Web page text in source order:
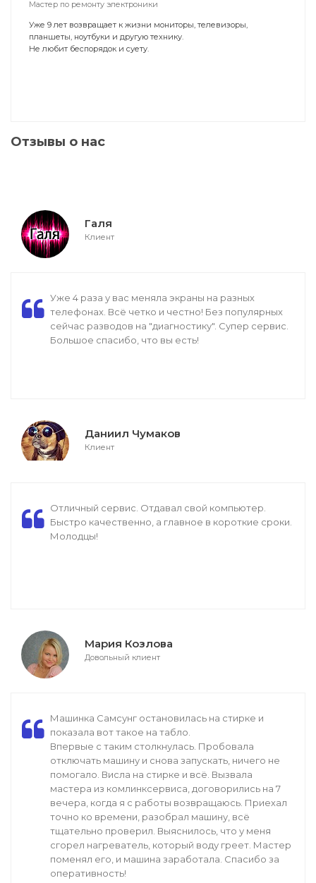
Мастер по ремонту электроники
Уже 9 лет возвращает к жизни мониторы, телевизоры,
планшеты, ноутбуки и другую технику.
Не любит беспорядок и суету.
Отзывы о нас
Галя
Клиент
Уже 4 раза у вас меняла экраны на разных
телефонах. Всё четко и честно! Без популярных
сейчас разводов на "диагностику". Супер сервис.
Большое спасибо, что вы есть!
Даниил Чумаков
Клиент
Отличный сервис. Отдавал свой компьютер.
Быстро качественно, а главное в короткие сроки.
Молодцы!
Мария Козлова
Довольный клиент
Машинка Самсунг остановилась на стирке и
показала вот такое на табло.
Впервые с таким столкнулась. Пробовала
отключать машину и снова запускать, ничего не
помогало. Висла на стирке и всё. Вызвала
мастера из комлинксервиса, договорились на 7
вечера, когда я с работы возвращаюсь. Приехал
точно ко времени, разобрал машину, всё
тщательно проверил. Выяснилось, что у меня
сгорел нагреватель, который воду греет. Мастер
поменял его, и машина заработала. Спасибо за
оперативность!